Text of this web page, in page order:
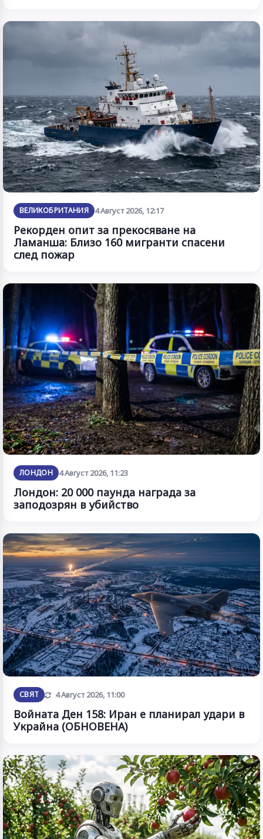
ВЕЛИКОБРИТАНИЯ 4 Август 2026, 12:17
Рекорден опит за прекосяване на
Ламанша: Близо 160 мигранти спасени
след пожар
ЛОНДОН 4 Август 2026, 11:23
Лондон: 20 000 паунда награда за
заподозрян в убийство
СВЯТ Обновена
4 Август 2026, 11:00
Войната Ден 158: Иран е планирал удари в
Украйна (ОБНОВЕНА)